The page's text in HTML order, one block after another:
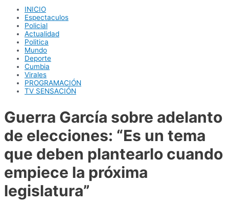
INICIO
Espectaculos
Policial
Actualidad
Politica
Mundo
Deporte
Cumbia
Virales
PROGRAMACIÓN
TV SENSACIÓN
Guerra García sobre adelanto
de elecciones: “Es un tema
que deben plantearlo cuando
empiece la próxima
legislatura”